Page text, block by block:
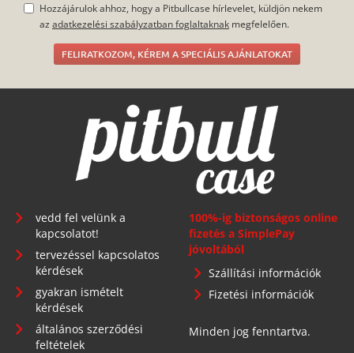
Hozzájárulok ahhoz, hogy a Pitbullcase hírlevelet, küldjön nekem
az adatkezelési szabályzatban foglaltaknak megfelelően.
FELIRATKOZOM, KÉREM A SPECIÁLIS AJÁNLATOKAT
vedd fel velünk a
kapcsolatot!
tervezéssel kapcsolatos
kérdések
gyakran ismételt
kérdések
általános szerződési
feltételek
100%-ig biztonságos online
fizetés a SimplePay
jóvoltából
Szállítási információk
Fizetési információk
Minden jog fenntartva.